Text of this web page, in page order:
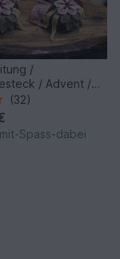
/
/ Advent /
(32)
Spass-dabei